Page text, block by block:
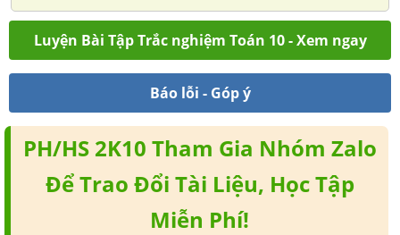
Luyện Bài Tập Trắc nghiệm Toán 10 - Xem ngay
Báo lỗi - Góp ý
PH/HS 2K10 Tham Gia Nhóm Zalo
Để Trao Đổi Tài Liệu, Học Tập
Miễn Phí!